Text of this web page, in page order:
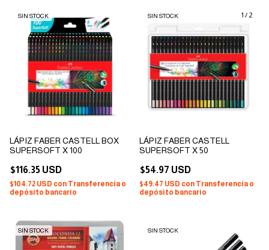
SIN STOCK
LÁPIZ FABER CASTELL BOX
SUPERSOFT X 100
$116.35 USD
$104.72 USD con Transferencia o
depósito bancario
1 / 2
SIN STOCK
LÁPIZ FABER CASTELL
SUPERSOFT X 50
$54.97 USD
$49.47 USD con Transferencia o
depósito bancario
SIN STOCK SIN STOCK